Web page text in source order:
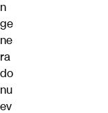
n
ge
ne
ra
do
nu
ev